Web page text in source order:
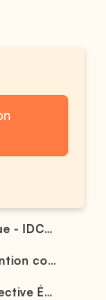
- IDC...
co...
É...